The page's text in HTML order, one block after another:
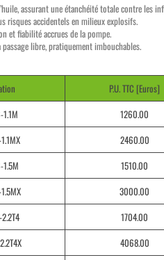
assurant une étanchéité totale contre les
accidentels en milieux explosifs.
et fiabilité accrues de la pompe.
libre, pratiquement imbouchables.
P.U. TTC [Euros]
1260.00
2460.00
1510.00
3000.00
1704.00
4068.00